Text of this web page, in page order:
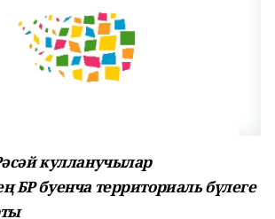
кулланучылар
БР буенча территориаль бүлеге